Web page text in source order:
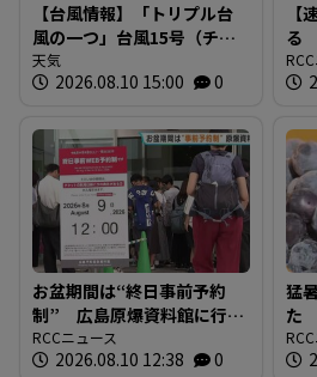
【台風情報】「トリプル台
風の一つ」台風15号（チャ
ンホン）は「山の日（11
日）」に関東地方へ上陸
ュレーション
天気
2026.08.10 15:00 0
【
る
広
現
お盆期間は“終日事前予約
制” 広島原爆資料館に行
列 その場でWEB予約 混
雑の緩和へ
RCCニュース
2026.08.10 12:38 0
猛
た
ワ
次